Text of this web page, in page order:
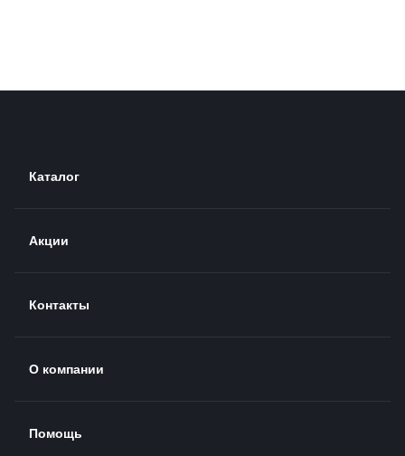
Каталог
Акции
Контакты
О компании
Помощь